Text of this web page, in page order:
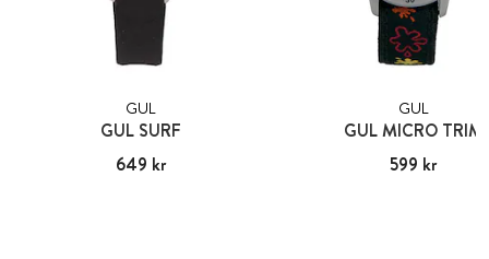
GUL
GUL SURF
Pris:649 kr
649 kr
GUL
GUL MICRO TRIM
Pris:599 kr
599 kr